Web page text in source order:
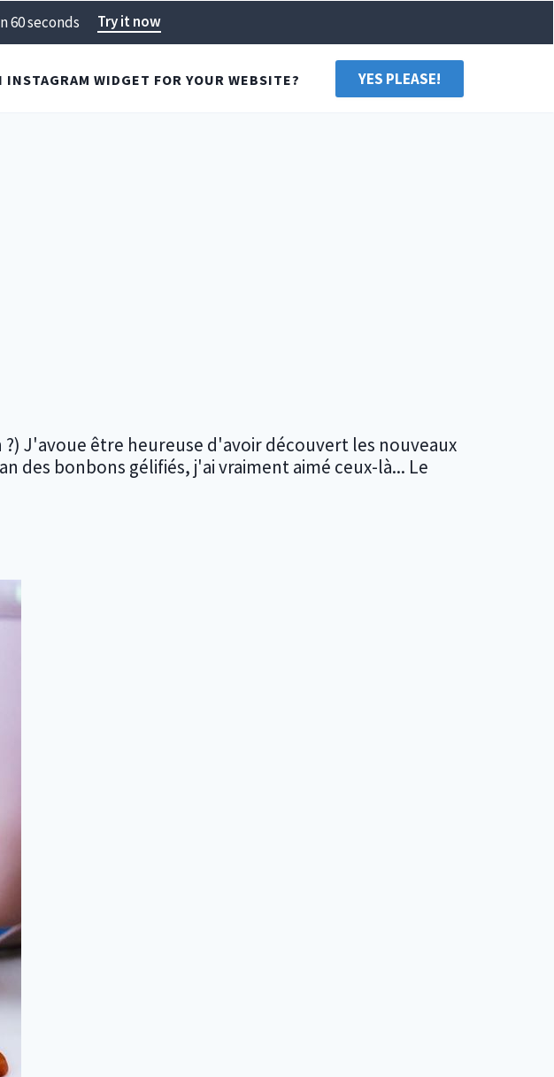
60 seconds Try it now
INSTAGRAM WIDGET FOR YOUR WEBSITE? YES PLEASE!
J'avoue être heureuse d'avoir découvert les nouveaux
des bonbons gélifiés, j'ai vraiment aimé ceux-là... Le